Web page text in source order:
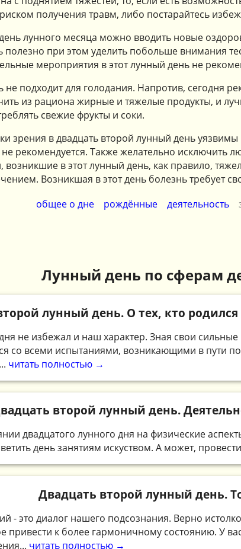
получения травм, либо постарайтесь
лунного месяца можно вводить новые
при этом уделить побольше внимания
мероприятия в этот лунный день не
подходит для голодания. Напротив, сегодня
из рациона жирные и тяжелые продукты, и
свежие фрукты и соки.
зрения в двадцать второй лунный день
рекомендуется. Также желательно исключить
возникшие в этот лунный день, как правило,
Возникшая в этот день болезнь требует
общее о дне
рождённые деятельность
Лунный день по сферам
лунный день. О тех, кто
не избежал и наш характер. Зная свои
со всеми испытаниями, возникающими в пути
читать полностью →
второй лунный день.
двадцатого лунного дня на физические
день занятиям искуством. А может,
Двадцать второй лунный день.
- это диалог нашего подсознания. Верно
привести к более гармоничному состоянию. У
читать полностью →